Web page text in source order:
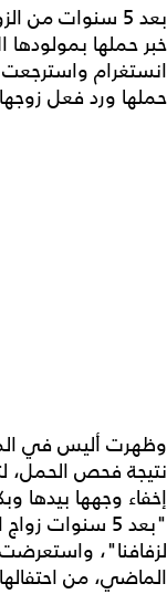
خبر حملها
انستغرام
حملها ورد فعل
وظهرت أليس في
نتيجة فحص الحمل،
إخفاء وجهها بيدها
"بعد 5 سنوات
لزفافنا"،
الماضي، من